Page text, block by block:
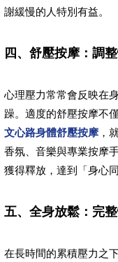
謝緩慢的人特別有益。
四、舒壓按摩：調
心理壓力常常會反映在
躁。適度的舒壓按摩不
文心路身體舒壓按摩 ，
香氛、音樂與專業按摩
獲得釋放，達到「身心
五、全身放鬆：完
在長時間的累積壓力之